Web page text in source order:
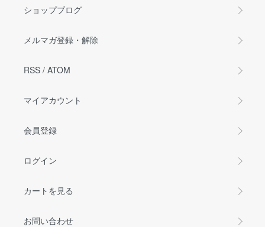
ショップブログ
メルマガ登録・解除
RSS / ATOM
マイアカウント
会員登録
ログイン
カートを見る
お問い合わせ